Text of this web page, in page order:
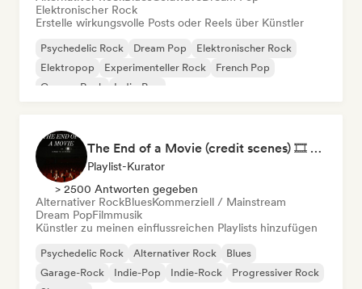
Elektronischer Rock
Erstelle wirkungsvolle Posts oder Reels über Künstler
Psychedelic Rock Dream Pop
Elektronischer Rock
Elektropop
Experimenteller Rock
French Pop
Garage-Rock
Indie-Pop
The End of a Movie (credit scenes) 🎞️ Cinematic Dream Pop & Bedroom Indie
Playlist-Kurator
> 2500 Antworten gegeben
Alternativer RockBluesKommerziell / Mainstream
Dream PopFilmmusik
Künstler zu meinen einflussreichen Playlists hinzufügen
Psychedelic Rock Alternativer Rock
Blues
Garage-Rock
Indie-Pop Indie-Rock
Progressiver Rock